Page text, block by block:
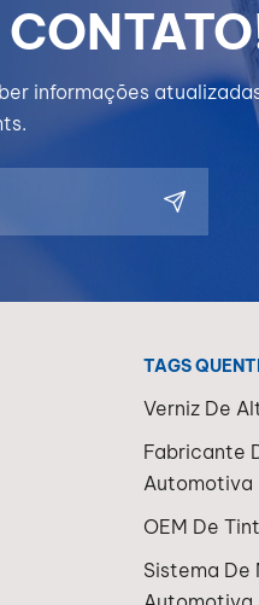
informações
TAGS
Verniz De
Fabricante
Automotiva
OEM De
Sistema De